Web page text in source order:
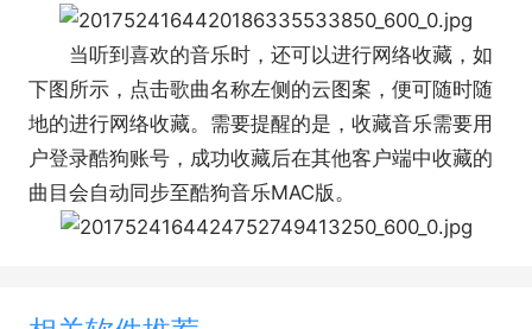
当听到喜欢的音乐时，还可以进行网络收藏，如
下图所示，点击歌曲名称左侧的云图案，便可随时随
地的进行网络收藏。需要提醒的是，收藏音乐需要用
户登录酷狗账号，成功收藏后在其他客户端中收藏的
曲目会自动同步至酷狗音乐MAC版。